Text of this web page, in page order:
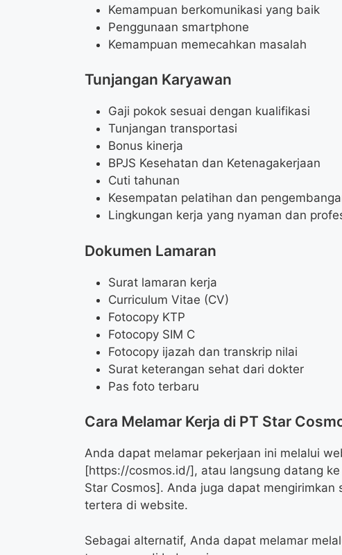
Kemampuan berkomunikasi yang baik
Penggunaan smartphone
Kemampuan memecahkan masalah
Tunjangan Karyawan
Gaji pokok sesuai dengan kualifikasi
Tunjangan transportasi
Bonus kinerja
BPJS Kesehatan dan Ketenagakerjaan
Cuti tahunan
Kesempatan pelatihan dan
Lingkungan kerja yang nyaman dan
Dokumen Lamaran
Surat lamaran kerja
Curriculum Vitae (CV)
Fotocopy KTP
Fotocopy SIM C
Fotocopy ijazah dan transkrip nilai
Surat keterangan sehat dari dokter
Pas foto terbaru
Cara Melamar Kerja di PT Star
Anda dapat melamar pekerjaan ini melalui
[https://cosmos.id/], atau langsung datang
Star Cosmos]. Anda juga dapat
tertera di website.
Sebagai alternatif, Anda dapat melamar